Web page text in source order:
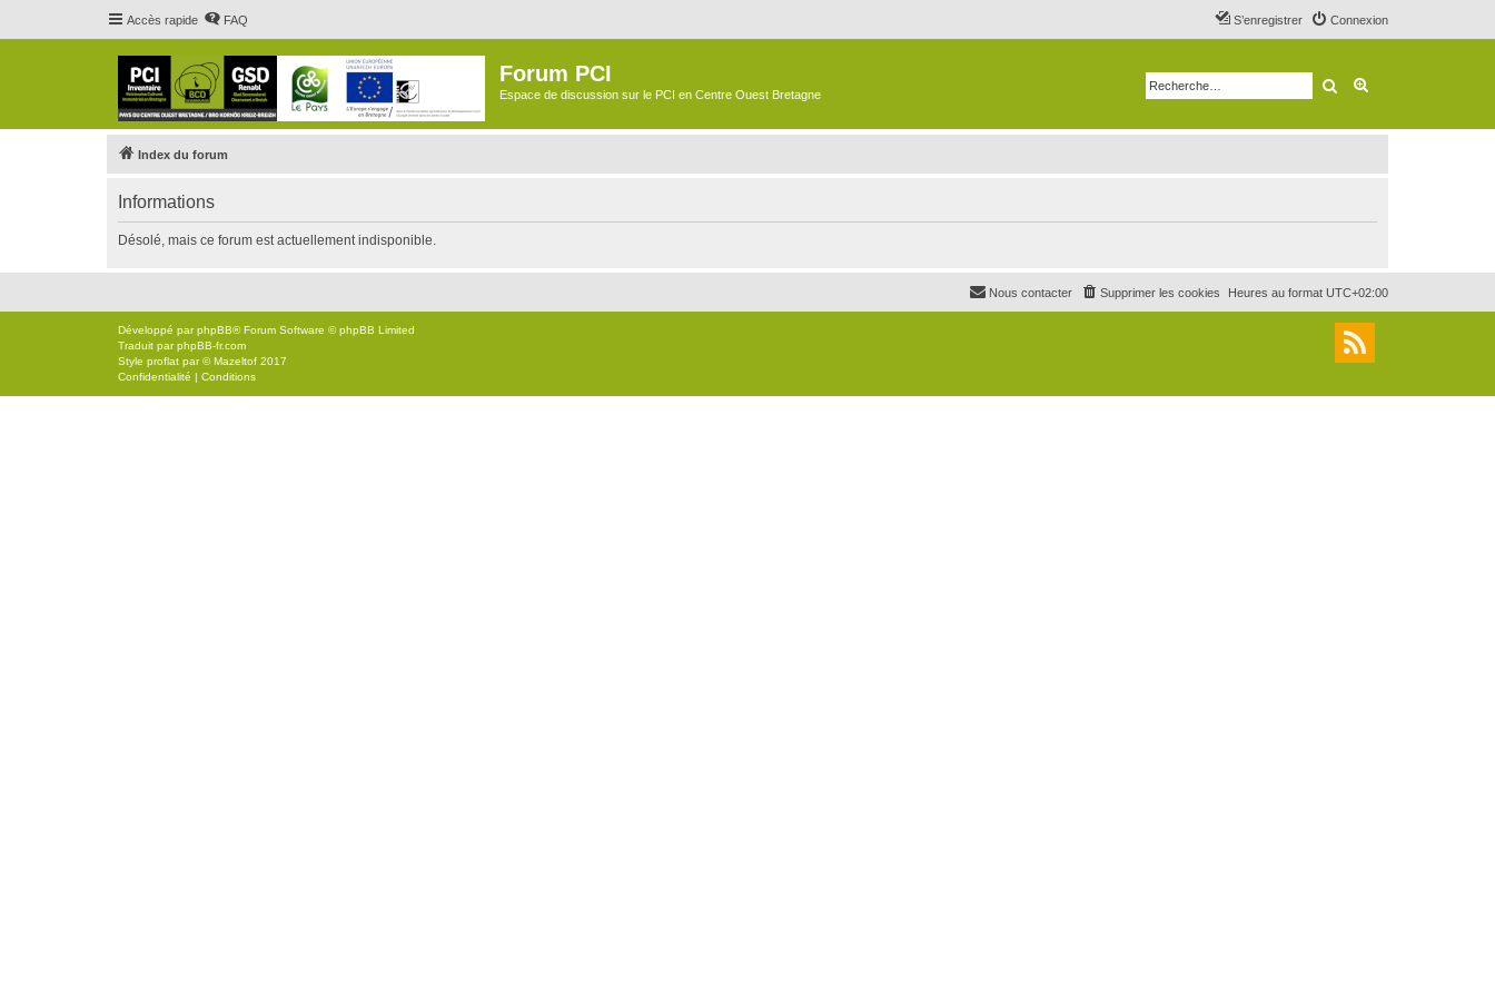
Accès rapide FAQ Connexion
S’enregistrer
Forum PCI
Espace de discussion sur le PCI en Centre Ouest Bretagne Rechercher
Index du forum
Informations
Désolé, mais ce forum est actuellement indisponible.
Heures au format UTC+02:00
Supprimer les cookies
Nous contacter
Développé parphpBB® Forum Software © phpBB Limited
Traduit parphpBB-fr.com
Style proflat par ©Mazeltof 2017
Confidentialité | Conditions